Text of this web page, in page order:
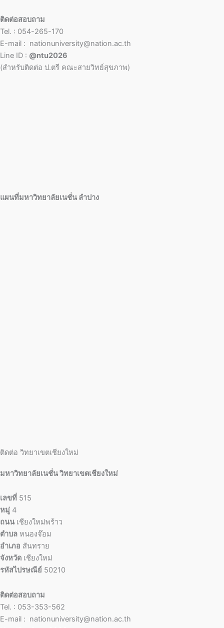
ติดต่อสอบถาม
Tel. : 054-265-170
E-mail : nationuniversity@nation.ac.th
Line ID : @ntu2026
(สำหรับติดต่อ ป.ตรี คณะสายวิทย์สุขภาพ)
แผนที่มหาวิทยาลัยเนชั่น ลำปาง
ติดต่อ วิทยาเขตเชียงใหม่
มหาวิทยาลัยเนชั่น วิทยาเขตเชียงใหม่
เลขที่ 515
หมู่ 4
ถนน เชียงใหม่พร้าว
ตำบล หนองจ๊อม
อำเภอ สันทราย
จังหวัด เชียงใหม่
รหัสไปรษณีย์ 50210
ติดต่อสอบถาม
Tel. : 053-353-562
E-mail : nationuniversity@nation.ac.th